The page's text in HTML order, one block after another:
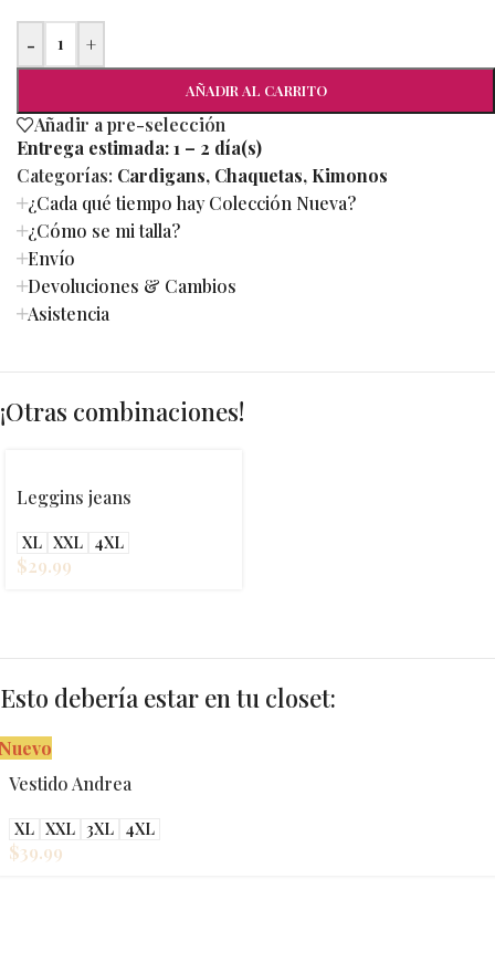
- +
AÑADIR AL CARRITO
Añadir a pre-selección
Entrega estimada:1 – 2 día(s)
Categorías: Cardigans, Chaquetas, Kimonos
¿Cada qué tiempo hay Colección Nueva?
¿Cómo se mi talla?
Envío
Devoluciones & Cambios
Asistencia
¡Otras combinaciones!
Leggins jeans
XL XXL 4XL
$29.99
Esto debería estar en tu closet:
Vestido Andrea
XL XXL 3XL 4XL
$39.99